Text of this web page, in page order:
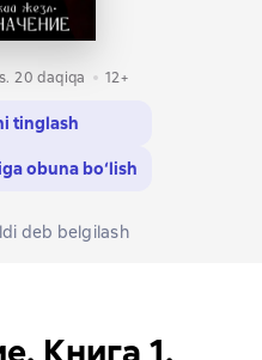
20 daqiqa 12+
tinglash
obuna bo‘lish
deb belgilash